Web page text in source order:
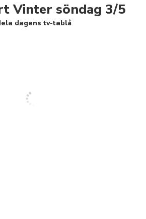
Vinter söndag 3/5
dagens tv-tablå